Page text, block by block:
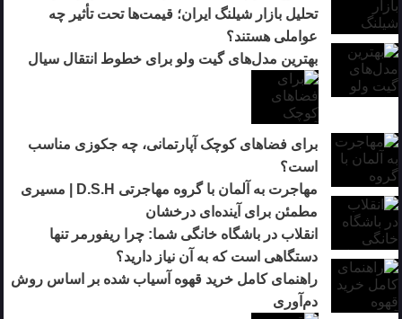
تحلیل بازار شیلنگ ایران؛ قیمت‌ها تحت تأثیر چه
عواملی هستند؟
بهترین مدل‌های گیت ولو برای خطوط انتقال سیال
برای فضاهای کوچک آپارتمانی، چه جکوزی مناسب
است؟
مهاجرت به آلمان با گروه مهاجرتی D.S.H | مسیری
مطمئن برای آینده‌ای درخشان
انقلاب در باشگاه خانگی شما: چرا ریفورمر تنها
دستگاهی است که به آن نیاز دارید؟
راهنمای کامل خرید قهوه آسیاب شده بر اساس روش
دم‌آوری